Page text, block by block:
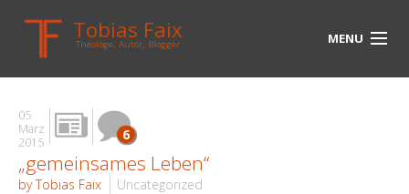
Tobias Faix
Theologe, Autor, Blogger MENU
HOME
BLOG
BIOGRAPHIE
05
März
2015
6
„gemeinsames Leben“
by Tobias Faix Uncategorized